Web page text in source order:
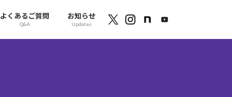
よくあるご質問
Q&A
お知らせ
Updates